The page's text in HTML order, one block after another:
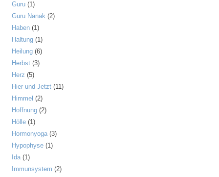
Guru (1)
Guru Nanak (2)
Haben (1)
Haltung (1)
Heilung (6)
Herbst (3)
Herz (5)
Hier und Jetzt (11)
Himmel (2)
Hoffnung (2)
Hölle (1)
Hormonyoga(3)
Hypophyse (1)
Ida(1)
Immunsystem (2)